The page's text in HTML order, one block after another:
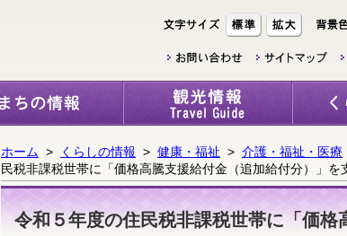
ホーム > くらしの情報 > 健康・福祉 > 介護・福祉・医療
民税非課税世帯に「価格高騰支援給付金（追加給付分）」を
令和５年度の住民税非課税世帯に「価格